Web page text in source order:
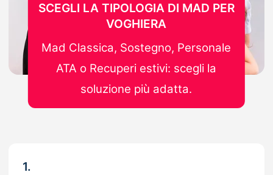
1.
SCEGLI LA TIPOLOGIA DI MAD PER
VOGHIERA
Mad Classica, Sostegno, Personale
ATA o Recuperi estivi: scegli la
soluzione più adatta.